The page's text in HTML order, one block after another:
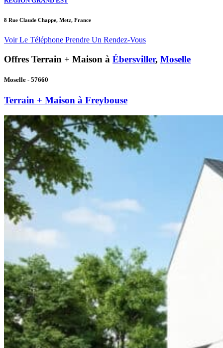
8 Rue Claude Chappe, Metz, France
Voir Le Téléphone Prendre Un Rendez-Vous
Offres Terrain + Maison à Ébersviller, Moselle
Moselle - 57660
Terrain + Maison à Freybouse